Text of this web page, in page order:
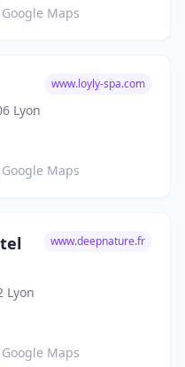
Google Maps
Lyon
www.loyly-spa.com
Google Maps
Lyon
www.deepnature.fr
Google Maps